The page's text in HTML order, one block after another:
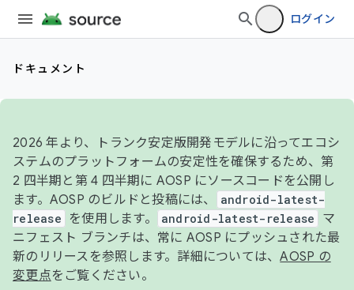
ログイン
ドキュメント
2026 年より、トランク安定版開発モデルに沿ってエコシ
ステムのプラットフォームの安定性を確保するため、第
2 四半期と第 4 四半期に AOSP にソースコードを公開し
ます。AOSP のビルドと投稿には、
android-latest-
release
を使用します。 android-latest-release
マ
ニフェスト ブランチは、常に AOSP にプッシュされた最
新のリリースを参照します。詳細については、AOSP の
変更点をご覧ください。